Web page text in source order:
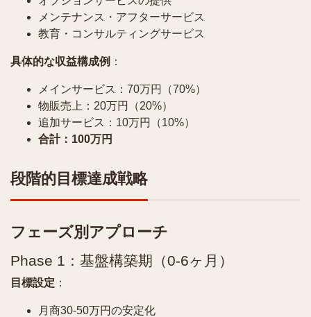
メンテナンス・アフターサービス
教育・コンサルティングサービス
具体的な収益構成例 ：
メインサービス：70万円（70%）
物販売上：20万円（20%）
追加サービス：10万円（10%）
合計：100万円
段階的目標達成戦略
フェーズ別アプローチ
Phase 1：基盤構築期（0-6ヶ月）
目標設定 ：
月商30-50万円の安定化